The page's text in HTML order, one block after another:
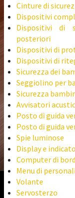
Cinture di
Dispositivi
Dispositivi di
posteriori
Dispositivi di
Dispositivi di
Sicurezza dei
Seggiolino per
Sicurezza
Avvisatori
Posto di guida
Posto di guida
Spie luminose
Display e
Computer di
Menu di
Volante
Servosterzo